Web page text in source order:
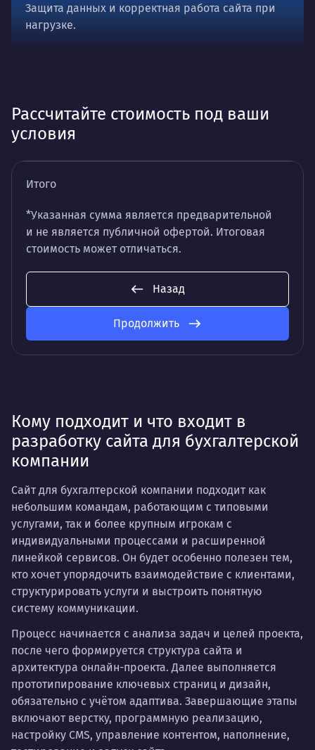
Защита данных и корректная работа сайта при
нагрузке.
Рассчитайте стоимость под ваши
условия
Итого
*Указанная сумма является предварительной
и не является публичной офертой. Итоговая
стоимость может отличаться.
Назад
Продолжить
Кому подходит и что входит в
разработку сайта для бухгалтерской
компании
Сайт для бухгалтерской компании подходит как
небольшим командам, работающим с типовыми
услугами, так и более крупным игрокам с
индивидуальными процессами и расширенной
линейкой сервисов. Он будет особенно полезен тем,
кто хочет упорядочить взаимодействие с клиентами,
структурировать услуги и выстроить понятную
систему коммуникации.
Процесс начинается с анализа задач и целей проекта,
после чего формируется структура сайта и
архитектура онлайн-проекта. Далее выполняется
прототипирование ключевых страниц и дизайн,
обязательно с учётом адаптива. Завершающие этапы
включают верстку, программную реализацию,
настройку CMS, управление контентом, наполнение,